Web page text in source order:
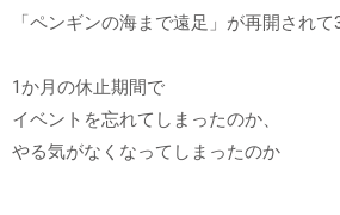
「ペンギンの海まで遠足」が再開されて
1か月の休止期間で
イベントを忘れてしまったのか、
やる気がなくなってしまったのか